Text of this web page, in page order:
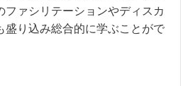
ファシリテーションやディスカ
盛り込み総合的に学ぶことがで